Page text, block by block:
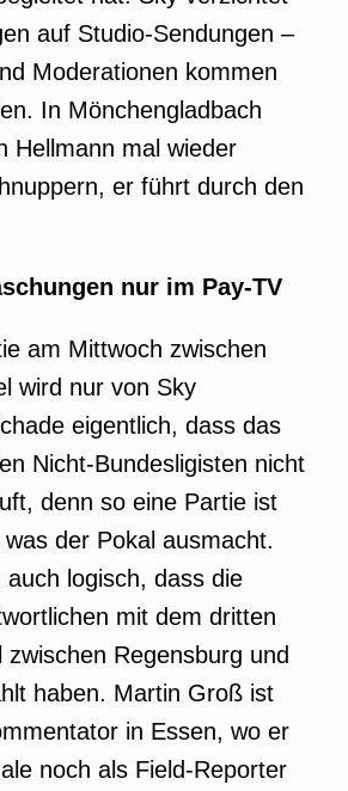
auf Studio-Sendungen –
Moderationen kommen
In Mönchengladbach
Hellmann mal wieder
er führt durch den
nur im Pay-TV
am Mittwoch zwischen
wird nur von Sky
eigentlich, dass das
Nicht-Bundesligisten nicht
denn so eine Partie ist
der Pokal ausmacht.
auch logisch, dass die
mit dem dritten
zwischen Regensburg und
haben. Martin Groß ist
in Essen, wo er
noch als Field-Reporter